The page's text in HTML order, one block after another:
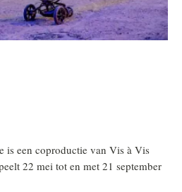
is een coproductie van Vis à Vis
22 mei tot en met 21 september